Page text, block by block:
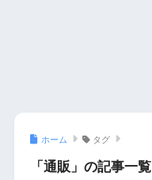
ホーム タグ
「通販」の記事一覧